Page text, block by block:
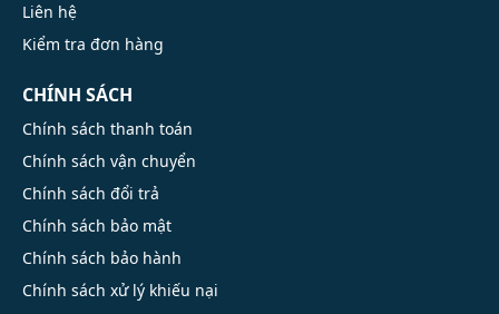
Liên hệ
Kiểm tra đơn hàng
CHÍNH SÁCH
Chính sách thanh toán
Chính sách vận chuyển
Chính sách đổi trả
Chính sách bảo mật
Chính sách bảo hành
Chính sách xử lý khiếu nại